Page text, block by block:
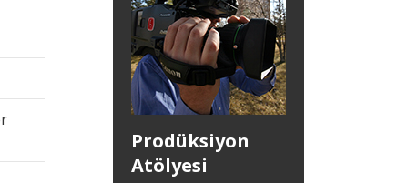
Prodüksiyon
Atölyesi